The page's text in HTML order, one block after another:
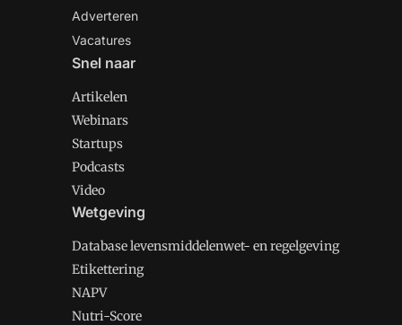
Adverteren
Vacatures
Snel naar
Artikelen
Webinars
Startups
Podcasts
Video
Wetgeving
Database levensmiddelenwet- en regelgeving
Etikettering
NAPV
Nutri-Score